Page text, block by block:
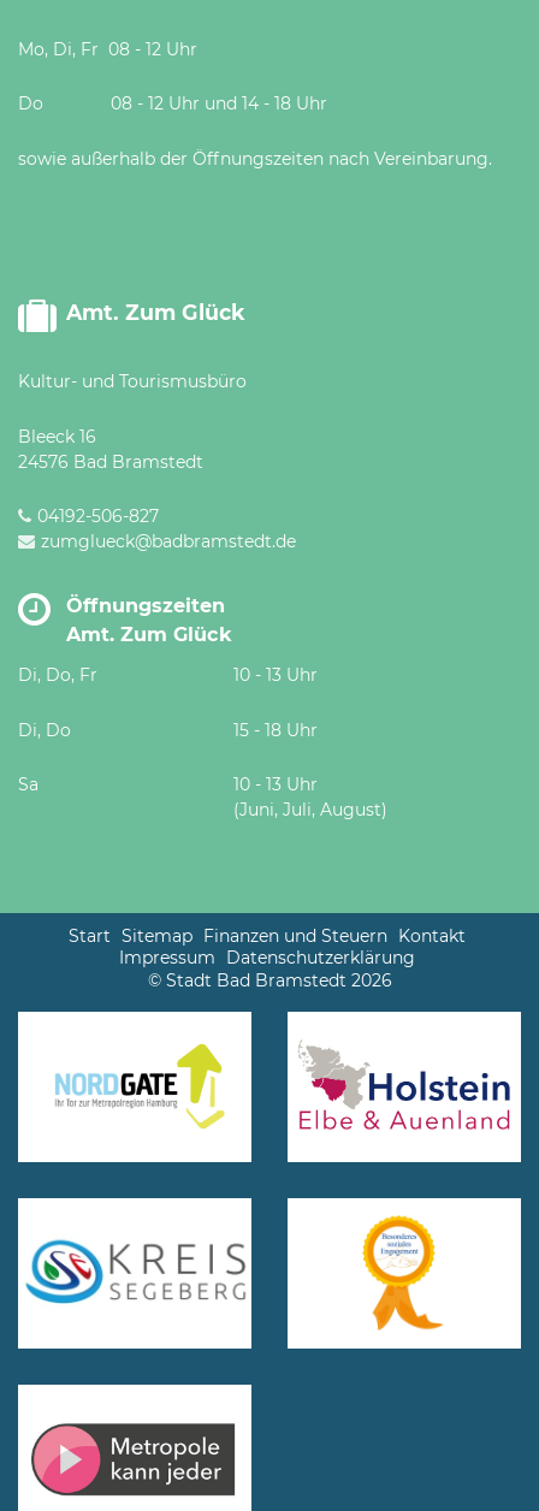
Mo, Di, Fr 08 - 12 Uhr
Do 08 - 12 Uhr und 14 - 18 Uhr
sowie außerhalb der Öffnungszeiten nach Vereinbarung.
Amt. Zum Glück
Kultur- und Tourismusbüro
Bleeck 16
24576 Bad Bramstedt
04192-506-827
zumglueck@badbramstedt.de
Öffnungszeiten
Amt. Zum Glück
Di, Do, Fr 10 - 13 Uhr
Di, Do 15 - 18 Uhr
Sa
10 - 13 Uhr
(Juni, Juli, August)
Start Sitemap Finanzen und Steuern Kontakt
Impressum
Datenschutzerklärung
© Stadt Bad Bramstedt 2026